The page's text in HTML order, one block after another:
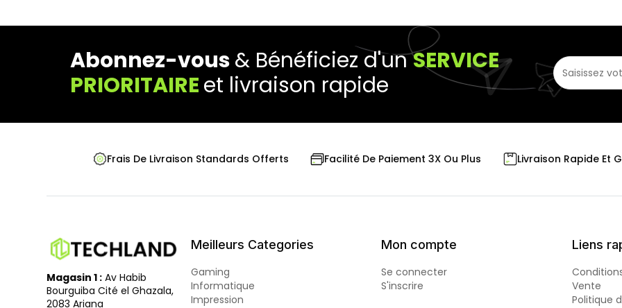
Abonnez-vous& Bénéficiez d'unSERVICE
PRIORITAIREet livraison rapide
Frais De Livraison Standards Offerts Facilité De Paiement 3X Ou Plus Livraison Rapide Et
Magasin 1 : Av Habib
Bourguiba Cité el Ghazala,
2083 Ariana
Meilleurs Categories
Gaming
Informatique
Impression
Mon compte
Se connecter
S'inscrire
Liens
Vente
Politique